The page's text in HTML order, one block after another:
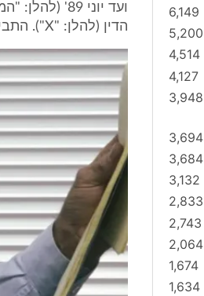
6,149
5,200
4,514
4,127
3,948
3,694
3,684
3,132
2,833
2,743
2,064
1,674
1,634
הדין (להלן: "X"). התביעה מבוססת על העילות הבאות: